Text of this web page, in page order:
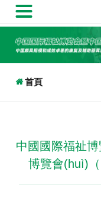

首頁
中國國際福祉
博覽會(huì)